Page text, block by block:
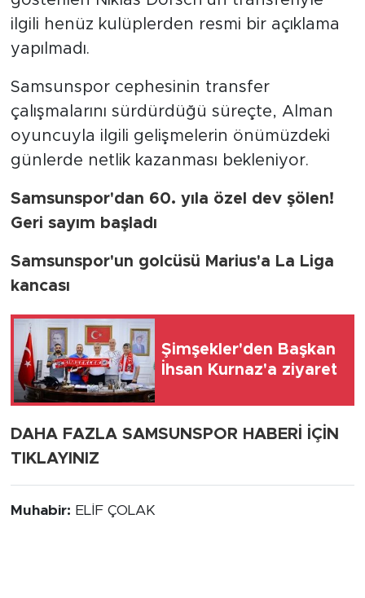
ilgili henüz kulüplerden resmi bir açıklama
yapılmadı.
Samsunspor cephesinin transfer
çalışmalarını sürdürdüğü süreçte, Alman
oyuncuyla ilgili gelişmelerin önümüzdeki
günlerde netlik kazanması bekleniyor.
Samsunspor'dan 60. yıla özel dev şölen!
Geri sayım başladı
Samsunspor'un golcüsü Marius'a La Liga
kancası
Şimşekler'den Başkan
İhsan Kurnaz'a ziyaret
DAHA FAZLA SAMSUNSPOR HABERİ İÇİN
TIKLAYINIZ
Muhabir: ELİF ÇOLAK